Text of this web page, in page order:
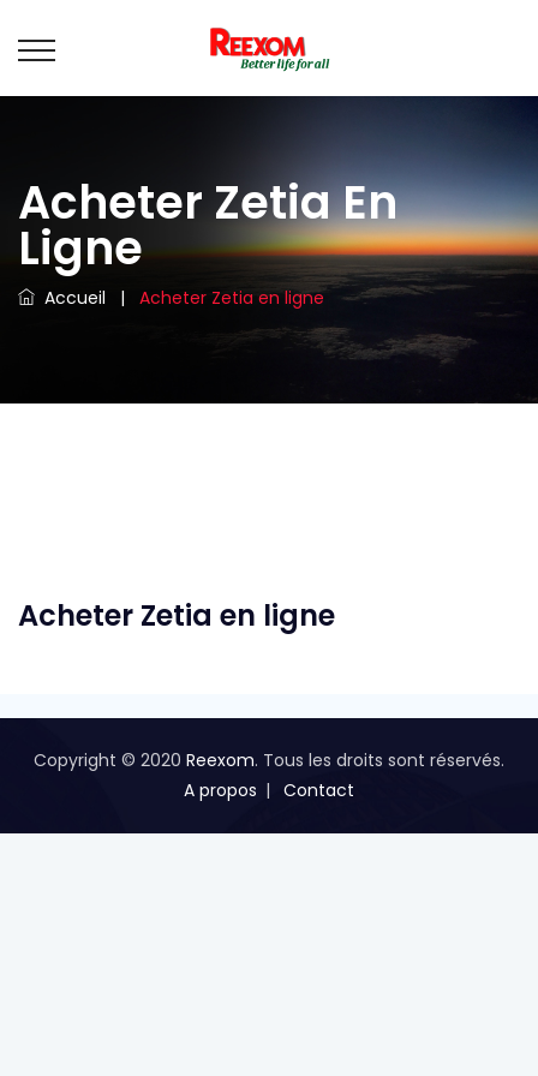
Acheter Zetia En
Ligne
Accueil | Acheter Zetia en ligne
Acheter Zetia en ligne
Copyright © 2020 Reexom. Tous les droits sont réservés.
A propos
Contact